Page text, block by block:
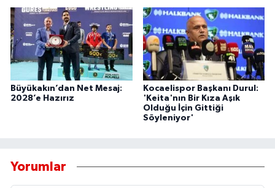
Büyükakın’dan Net Mesaj:
2028’e Hazırız
Kocaelispor Başkanı Durul:
'Keita'nın Bir Kıza Aşık
Olduğu İçin Gittiği
Söyleniyor'
Yorumlar